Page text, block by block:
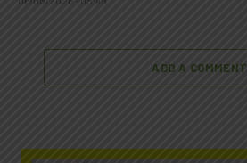
ADD A COMMENT